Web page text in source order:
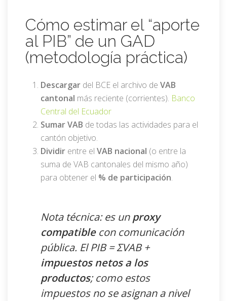
Cómo estimar el “aporte
al PIB” de un GAD
(metodología práctica)
Descargar del BCE el archivo de VAB
cantonal más reciente (corrientes). Banco
Central del Ecuador
Sumar VAB de todas las actividades para el
cantón objetivo.
Dividir entre el VAB nacional (o entre la
suma de VAB cantonales del mismo año)
para obtener el % de participación.
Nota técnica: es unproxy
compatiblecon comunicación
pública. El PIB = ΣVAB +
impuestos netos a los
productos; como estos
impuestos no se asignan a nivel